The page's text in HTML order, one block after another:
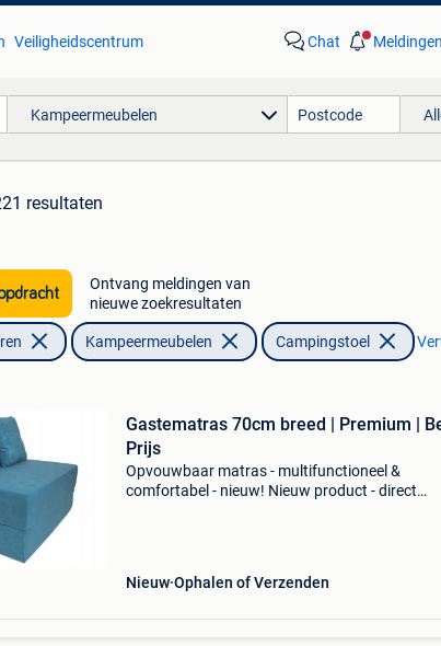
Veiligheidscentrum Chat Meldingen
Kampeermeubelen
resultaten
Ontvang meldingen van
nieuwe zoekresultaten
Kampeermeubelen Campingstoel
Gastematras 70cm breed | Premium |
Prijs
Opvouwbaar matras - multifunctioneel &
comfortabel - nieuw! Nieuw product - direct
Nieuw Ophalen of Verzenden